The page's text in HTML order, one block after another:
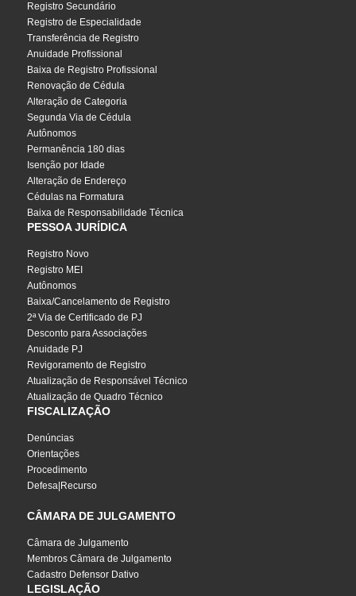
Registro Secundário
Registro de Especialidade
Transferência de Registro
Anuidade Profissional
Baixa de Registro Profissional
Renovação de Cédula
Alteração de Categoria
Segunda Via de Cédula
Autônomos
Permanência 180 dias
Isenção por Idade
Alteração de Endereço
Cédulas na Formatura
Baixa de Responsabilidade Técnica
PESSOA JURÍDICA
Registro Novo
Registro MEI
Autônomos
Baixa/Cancelamento de Registro
2ª Via de Certificado de PJ
Desconto para Associações
Anuidade PJ
Revigoramento de Registro
Atualização de Responsável Técnico
Atualização de Quadro Técnico
FISCALIZAÇÃO
Denúncias
Orientações
Procedimento
Defesa|Recurso
CÂMARA DE JULGAMENTO
Câmara de Julgamento
Membros Câmara de Julgamento
Cadastro Defensor Dativo
LEGISLAÇÃO